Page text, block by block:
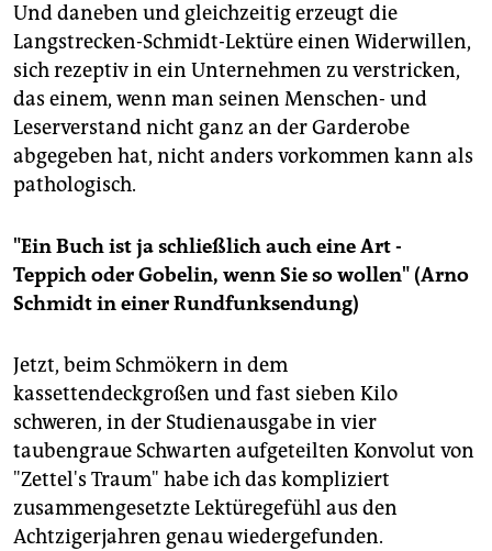
Und daneben und gleichzeitig erzeugt die
Langstrecken-Schmidt-Lektüre einen Widerwillen,
sich rezeptiv in ein Unternehmen zu verstricken,
das einem, wenn man seinen Menschen- und
Leserverstand nicht ganz an der Garderobe
abgegeben hat, nicht anders vorkommen kann als
pathologisch.
"Ein Buch ist ja schließlich auch eine Art -
Teppich oder Gobelin, wenn Sie so wollen" (Arno
Schmidt in einer Rundfunksendung)
Jetzt, beim Schmökern in dem
kassettendeckgroßen und fast sieben Kilo
schweren, in der Studienausgabe in vier
taubengraue Schwarten aufgeteilten Konvolut von
"Zettel's Traum" habe ich das kompliziert
zusammengesetzte Lektüregefühl aus den
Achtzigerjahren genau wiedergefunden.